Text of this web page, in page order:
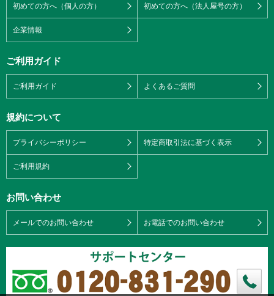
初めての方へ（個人の方） 初めての方へ（法人屋号の方）
企業情報
ご利用ガイド
ご利用ガイド よくあるご質問
規約について
プライバシーポリシー 特定商取引法に基づく表示
ご利用規約
お問い合わせ
メールでのお問い合わせ お電話でのお問い合わせ